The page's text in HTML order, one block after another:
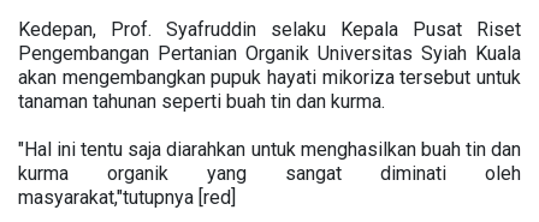
Kedepan, Prof. Syafruddin selaku Kepala Pusat Riset
Pengembangan Pertanian Organik Universitas Syiah Kuala
akan mengembangkan pupuk hayati mikoriza tersebut untuk
tanaman tahunan seperti buah tin dan kurma.
"Hal ini tentu saja diarahkan untuk menghasilkan buah tin dan
kurma organik yang sangat diminati oleh
masyarakat,"tutupnya [red]